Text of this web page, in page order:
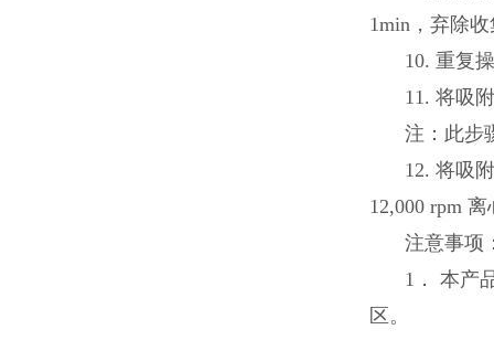
1min，弃除
10. 重复
11. 将吸
注：此步
12. 将吸
12,000 rpm
注意事项
1． 本产
区。